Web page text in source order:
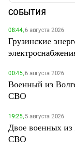
СОБЫТИЯ
08:44,6 августа 2026
Грузинские
00:45,6 августа 2026
Военный из
СВО
19:25,5 августа 2026
Двое военных из
СВО